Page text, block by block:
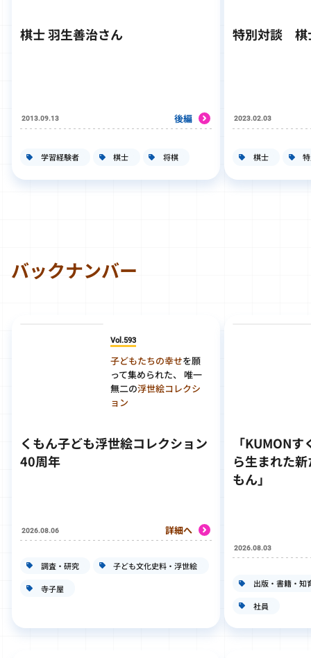
棋士 羽生善治さん
2013.09.13 後編
学習経験者 棋士 将棋
特別対談 棋
2023.02.03
棋士
バックナンバー
Vol.593
子どもたちの幸せを願
って集められた、 唯一
無二の浮世絵コレクシ
ョン
くもん子ども浮世絵コレクション
40周年
2026.08.06 詳細へ
調査・研究 子ども文化史料・浮世絵
寺子屋
「KUMON
ら生まれた
もん」
2026.08.03
出版・書籍・知
社員